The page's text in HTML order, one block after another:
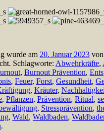
wurde am 20. Januar 2023 von
Schlagworte: Abwehrkräfte,
, Burnout Prävention,
, Feuer, Forst, Gesundheit,
, Kräuter,
, Pflanzen, Prävention, Ritual,
, Stressprävention,
, Wald, Waldbaden,
.